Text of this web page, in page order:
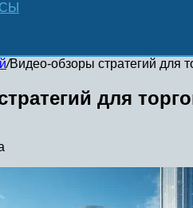
/Видео-обзоры стратегий для
для